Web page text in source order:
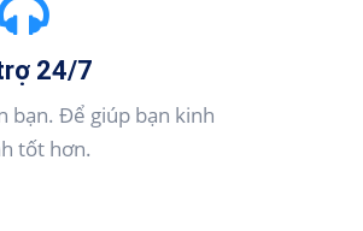
24/7
bạn. Để giúp bạn kinh
tốt hơn.